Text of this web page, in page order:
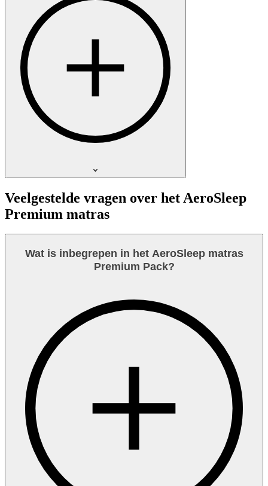
Veelgestelde vragen over het AeroSleep
Premium matras
Wat is inbegrepen in het AeroSleep matras
Premium Pack?